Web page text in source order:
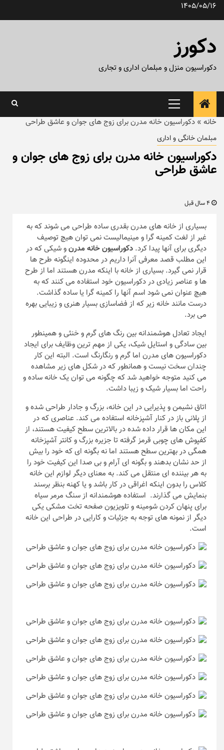
پرش1405/05/16
دکورز
دکوراسیون منزل و مبلمان اداری و تجاری
منوی
اصلی
خانه » دکوراسیون خانه مدرن برای زوج های جوان و عاشق طراحی
مبلمان خانگی و اداری
دکوراسیون خانه مدرن برای زوج های جوان و
عاشق طراحی
بسیاری از خانه های مدرن بقدری ساده طراحی می شوند که به
غیر از لغت کمینه گرا و مینیمالیست نمی توان هیچ توصیف
دیگری برای آنها پیدا کرد. دکوراسیون خانه مدرنو شیکی که در
این مطلب قصد معرفی آنرا داریم در محدوده اینگونه طرح ها
قرار نمی گیرد. بسیاری از خانه با اینکه مدرن هستند اما از طرح
ها و عناصر زیادی در دکوراسیون خود استفاده می کنند که به
هیچ عنوان نمی شود اسم آنها را کمینه گرا یا ساده گذاشت.
درست مانند خانه زیر که از فضاسازی بسیار هنری و زیبایی بهره
می برد.
ایجاد تعادل هوشمندانه بین رنگ های گرم و خنثی و همینطور
بین سادگی و استایل شیک، یکی از مهم ترین وظایف برای ایجاد
دکوراسیون های مدرن اما گرم و رنگارنگ است. البته این کار
چندان سخت نیست و همانطور که در شکل های زیر مشاهده
می کنید متوجه خواهید شد که چگونه می توان یک خانه ساده و
راحت اما بسیار شیک و زیبا داشت.
اتاق نشیمن و پذیرایی در این خانه، بزرگ و جادار طراحی شده و
از پلانی باز در کنار آشپزخانه استفاده می کند. عناصری که در
این مکان ها قرار داده شده در بالاترین سطح کیفیت هستند، از
کفپوش های چوبی قرمز گرفته تا جزیره بزرگ و کانتر آشپزخانه
همگی در بهترین سطح هستند اما نه بگونه ای که خود را بیش
از حد نشان بدهند و بگونه ای آرام و بی صدا این کیفیت خود را
به هر بیننده ای منتقل می کند. به معنای دیگر لوازم این خانه
کلاس را بدون اینکه اغراقی در کار باشد و یا کهنه بنظر برسند
بنمایش می گذارند. استفاده هوشمندانه از سنگ مرمر سیاه
برای پنهان کردن شومینه و تلویزیون صفحه تخت مشکی یکی
دیگر از نمونه های توجه به جزئیات و کارایی در طراحی این خانه
است.